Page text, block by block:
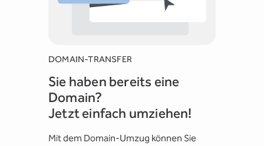
DOMAIN-TRANSFER
Sie haben bereits eine
Domain?
Jetzt einfach umziehen!
Mit dem Domain-Umzug können Sie